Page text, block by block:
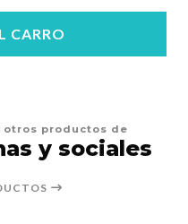
CARRO
otros productos de
y sociales